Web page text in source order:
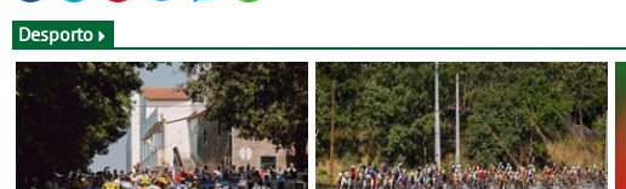
Desporto